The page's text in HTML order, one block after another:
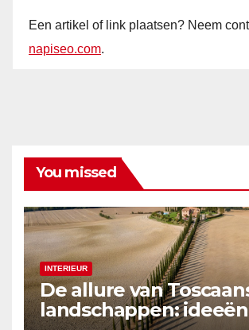
Een artikel of link plaatsen? Neem
napiseo.com.
You missed
INTERIEUR
De allure van
landschappen: